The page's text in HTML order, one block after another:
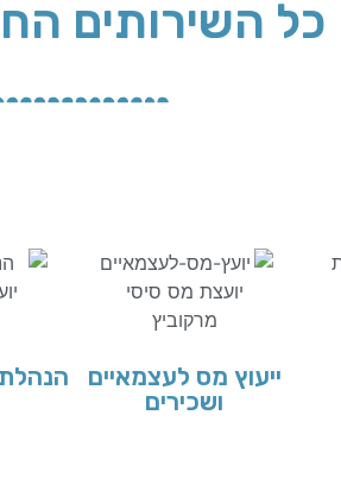
כל השירותים
ייעוץ מס לעצמאיים
ושכירים